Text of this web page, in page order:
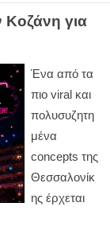
Κοζάνη για
Ένα από τα
πιο viral και
πολυσυζητη
μένα
concepts της
Θεσσαλονίκ
ης έρχεται